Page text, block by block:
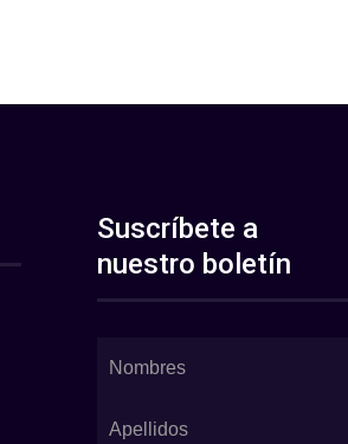
Suscríbete a
nuestro boletín